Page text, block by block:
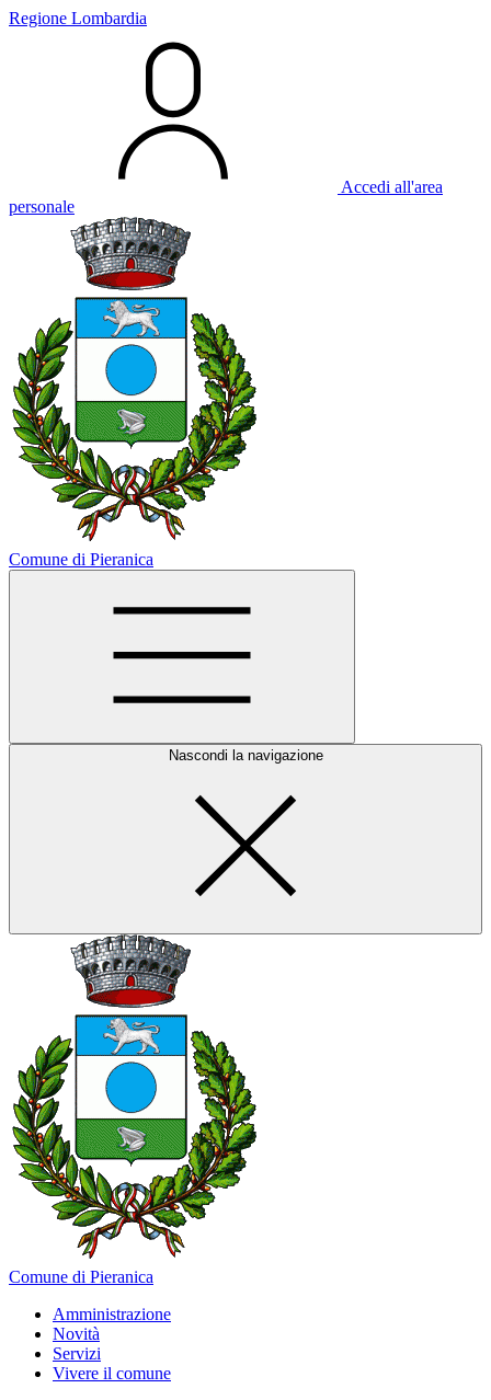
Regione Lombardia
Accedi all'area
personale
Comune di Pieranica
Nascondi la navigazione
Comune di Pieranica
Amministrazione
Novità
Servizi
Vivere il comune